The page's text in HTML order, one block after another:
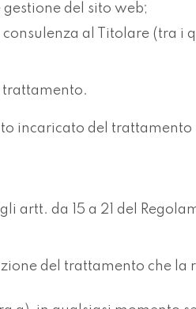
del sito web;
al Titolare (tra i
trattamento.
incaricato del trattamento
artt. da 15 a 21 del
del trattamento che la